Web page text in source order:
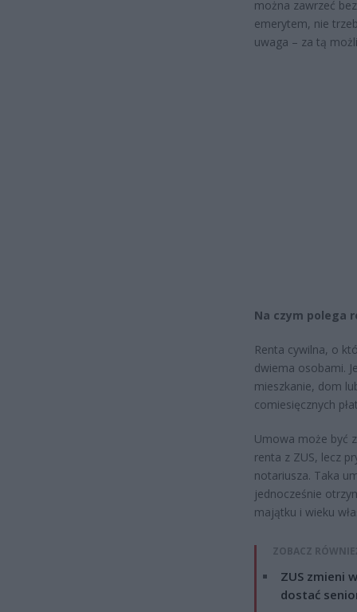
można zawrzeć
emerytem, nie
uwaga – za tą
Na czym polega
Renta cywilna, o
dwiema osobami.
mieszkanie, dom
comiesięcznych
Umowa może być
renta z ZUS, lecz
notariusza. Taka
jednocześnie
majątku i wieku
ZOBACZ
ZUS zmieni
dostać